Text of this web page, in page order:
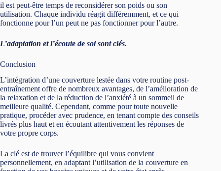
il est peut-être temps de reconsidérer son poids ou son
utilisation. Chaque individu réagit différemment, et ce qui
fonctionne pour l’un peut ne pas fonctionner pour l’autre.
L’adaptation et l’écoute de soi sont clés.
Conclusion
L’intégration d’une couverture lestée dans votre routine post-
entraînement offre de nombreux avantages, de l’amélioration de
la relaxation et de la réduction de l’anxiété à un sommeil de
meilleure qualité. Cependant, comme pour toute nouvelle
pratique, procéder avec prudence, en tenant compte des conseils
livrés plus haut et en écoutant attentivement les réponses de
votre propre corps.
La clé est de trouver l’équilibre qui vous convient
personnellement, en adaptant l’utilisation de la couverture en